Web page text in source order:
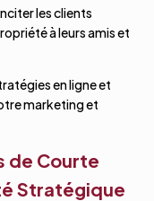
les clients
à leurs amis et
en ligne et
marketing et
de Courte
Stratégique